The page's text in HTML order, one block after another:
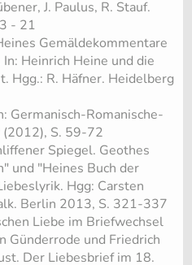
J. Paulus, R. Stauf.
- 21
Gemäldekommentare
Heinrich Heine und die
Hgg.: R. Häfner. Heidelberg
Germanisch-Romanische-
S. 59-72
Spiegel. Geothes
und "Heines Buch der
Hgg: Carsten
Berlin 2013, S. 321-337
Liebe im Briefwechsel
Günderrode und Friedrich
Der Liebesbrief im 18.